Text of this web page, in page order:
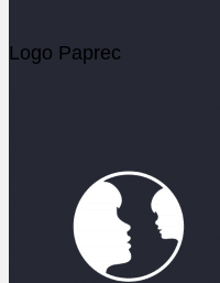
Logo Paprec